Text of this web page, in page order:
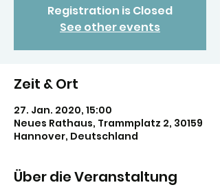
Registration is Closed
See other events
Zeit & Ort
27. Jan. 2020, 15:00
Neues Rathaus, Trammplatz 2, 30159
Hannover, Deutschland
Über die Veranstaltung